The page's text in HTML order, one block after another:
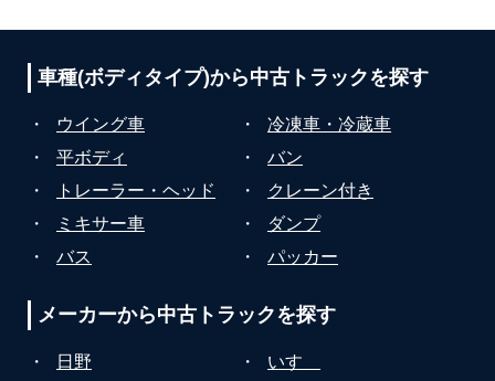
車種(ボディタイプ)から中古トラックを探す
・ ウイング車 ・
冷凍車・冷蔵車
・
平ボディ ・
バン
・
トレーラー・ヘッド ・
クレーン付き
・
ミキサー車 ・
ダンプ
・
バス ・ パッカー
メーカーから中古トラックを探す
・ 日野 ・
いすゞ